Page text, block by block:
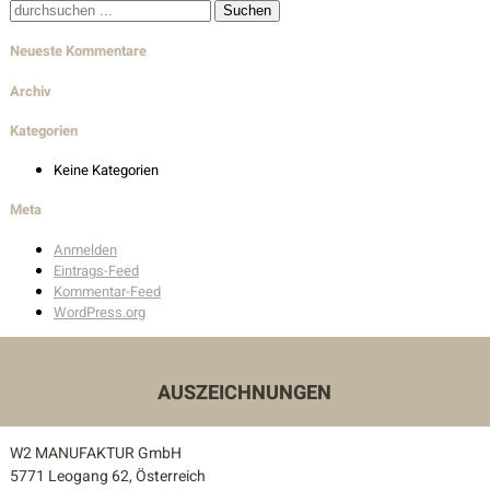
Wohnbau
Auszeichnungen
Kontakt
Unser Kontakt
Pressekontakt
Suche
Neueste Kommentare
Archiv
Kategorien
Keine Kategorien
Meta
Anmelden
Eintrags-Feed
Kommentar-Feed
WordPress.org
AUSZEICHNUNGEN
W2 MANUFAKTUR GmbH
5771 Leogang 62, Österreich